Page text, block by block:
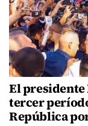
El presidente
tercer
República